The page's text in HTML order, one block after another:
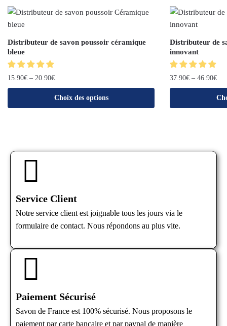
Distributeur de savon poussoir céramique
bleue
15.90€ – 20.90€
Choix des options
Distributeur de
innovant
37.90€ – 46.90€
Service Client
Notre service client est joignable tous les jours via le
formulaire de contact. Nous répondons au plus vite.
Paiement Sécurisé
Savon de France est 100% sécurisé. Nous proposons le
paiement par carte bancaire et par paypal de manière